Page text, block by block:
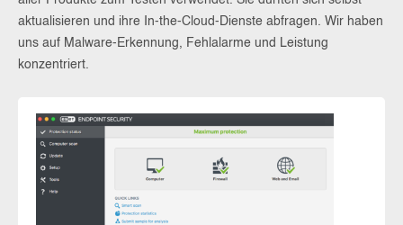
aktualisieren und ihre In-the-Cloud-Dienste abfragen. Wir haben
uns auf Malware-Erkennung, Fehlalarme und Leistung
konzentriert.